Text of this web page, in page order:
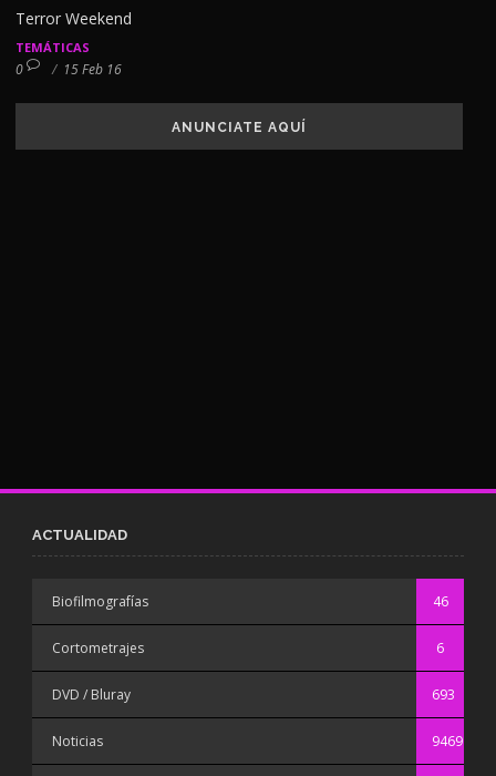
Terror Weekend
TEMÁTICAS
0 / 15 Feb 16
ANUNCIATE AQUÍ
ACTUALIDAD
Biofilmografías 46
Cortometrajes 6
DVD / Bluray 693
Noticias 9469